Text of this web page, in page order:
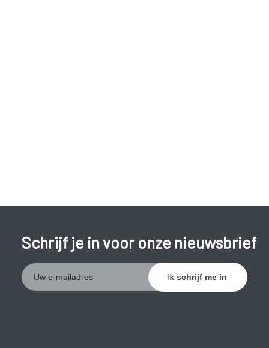
bloedneuzen. Deze symptomen worden ook wel allergische
hangt vooral tijdens de bloeiperiode in de lucht. Bomen
bloeien vroeg in het voorjaar: de els en de hazelaar van
Schrijf je in voor onze nieuwsbrief